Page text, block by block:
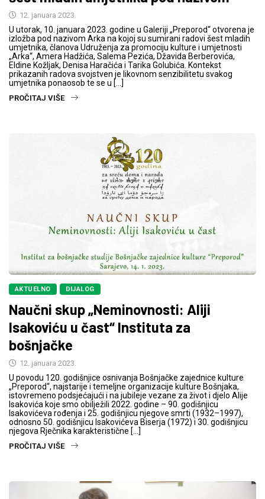
12. januara 2023.
U utorak, 10. januara 2023. godine u Galeriji „Preporod“ otvorena je
izložba pod nazivom Arka na kojoj su sumirani radovi šest mladih
umjetnika, članova Udruženja za promociju kulture i umjetnosti
„Arka“, Amera Hadžića, Salema Pezića, Džavida Berberovića,
Eldine Kožljak, Denisa Haračića i Tarika Golubića. Kontekst
prikazanih radova svojstven je likovnom senzibilitetu svakog
umjetnika ponaosob te se u […]
PROČITAJ VIŠE
AKTUELNO DIJALOG
Naučni skup „Neminovnosti: Aliji
Isakoviću u čast“ Instituta za
bošnjačke
12. januara 2023.
U povodu 120. godišnjice osnivanja Bošnjačke zajednice kulture
„Preporod“, najstarije i temeljne organizacije kulture Bošnjaka,
istovremeno podsjećajući i na jubileje vezane za život i djelo Alije
Isakovića koje smo obilježili 2022. godine – 90. godišnjicu
Isakovićeva rođenja i 25. godišnjicu njegove smrti (1932–1997),
odnosno 50. godišnjicu Isakovićeva Biserja (1972) i 30. godišnjicu
njegova Rječnika karakteristične […]
PROČITAJ VIŠE